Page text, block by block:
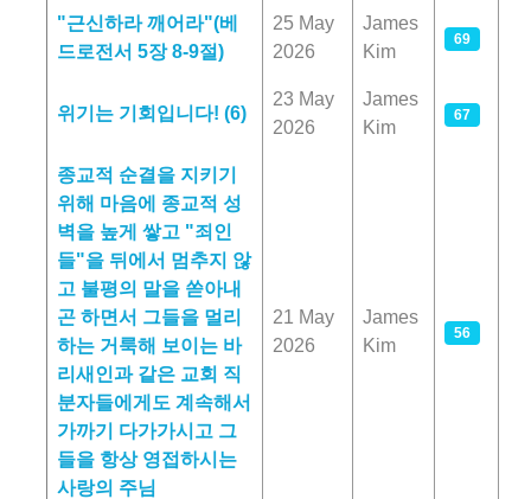
"근신하라 깨어라"(베
드로전서 5장 8-9절)
25 May
2026
James
Kim
69
위기는 기회입니다! (6)
23 May
2026
James
Kim
67
종교적 순결을 지키기
위해 마음에 종교적 성
벽을 높게 쌓고 "죄인
들"을 뒤에서 멈추지 않
고 불평의 말을 쏟아내
곤 하면서 그들을 멀리
하는 거룩해 보이는 바
리새인과 같은 교회 직
분자들에게도 계속해서
가까기 다가가시고 그
들을 항상 영접하시는
사랑의 주님
21 May
2026
James
Kim
56